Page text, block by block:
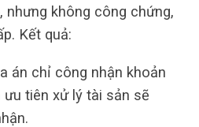
nhưng không công chứng,
Kết quả:
án chỉ công nhận khoản
ưu tiên xử lý tài sản sẽ